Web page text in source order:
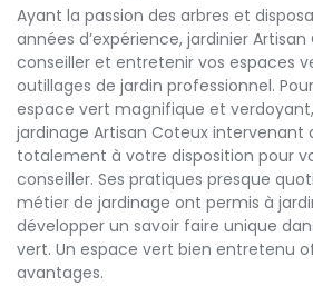
Ayant la passion des arbres et
années d’expérience, jardinier
conseiller et entretenir vos espaces
outillages de jardin professionnel.
espace vert magnifique et verdoyant,
jardinage Artisan Coteux intervenant
totalement à votre disposition pour
conseiller. Ses pratiques presque
métier de jardinage ont permis à
développer un savoir faire unique
vert. Un espace vert bien entretenu
avantages.